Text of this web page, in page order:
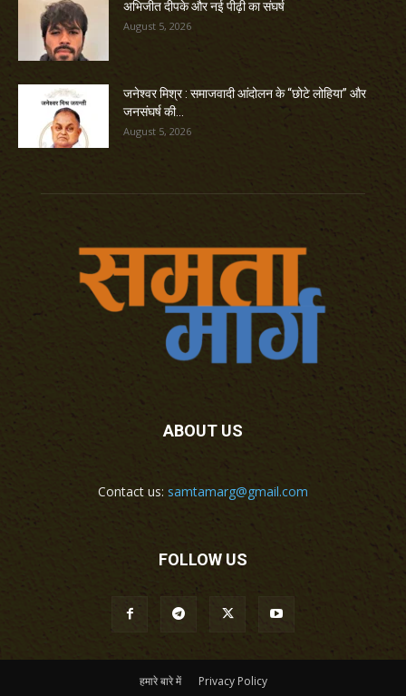
अभिजीत दीपके और नई पीढ़ी का संघर्ष
August 5, 2026
जनेश्वर मिश्र : समाजवादी आंदोलन के “छोटे लोहिया” और
जनसंघर्ष की...
August 5, 2026
ABOUT US
Contact us: samtamarg@gmail.com
FOLLOW US
हमारे बारे में Privacy Policy